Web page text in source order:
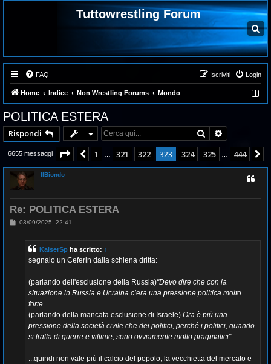
Tuttowrestling Forum
C
e
r
c
a
FAQ Login
Iscriviti
Home Indice Non Wrestling Forums Mondo
POLITICA ESTERA
Rispondi Cerca
6655 messaggi Pagina 323 di444
Precedente
1 321 322 323 324 325 444
IlBiondo
Re: POLITICA ESTERA
M03/09/2025, 22:41
KaiserSp ha scritto: ↑
segnalo un Ceferin dalla schiena dritta:
(parlando dell'esclusione della Russia)"Devo dire che con la
situazione in Russia e Ucraina c’era una pressione politica molto
forte.
(parlando della mancata esclusione di Israele) Ora è più una
pressione della società civile che dei politici, perché i politici, quando
si tratta di guerre e vittime, sono ovviamente molto pragmatici".
...quindi non vale più il calcio del popolo, la vecchietta del mercato e